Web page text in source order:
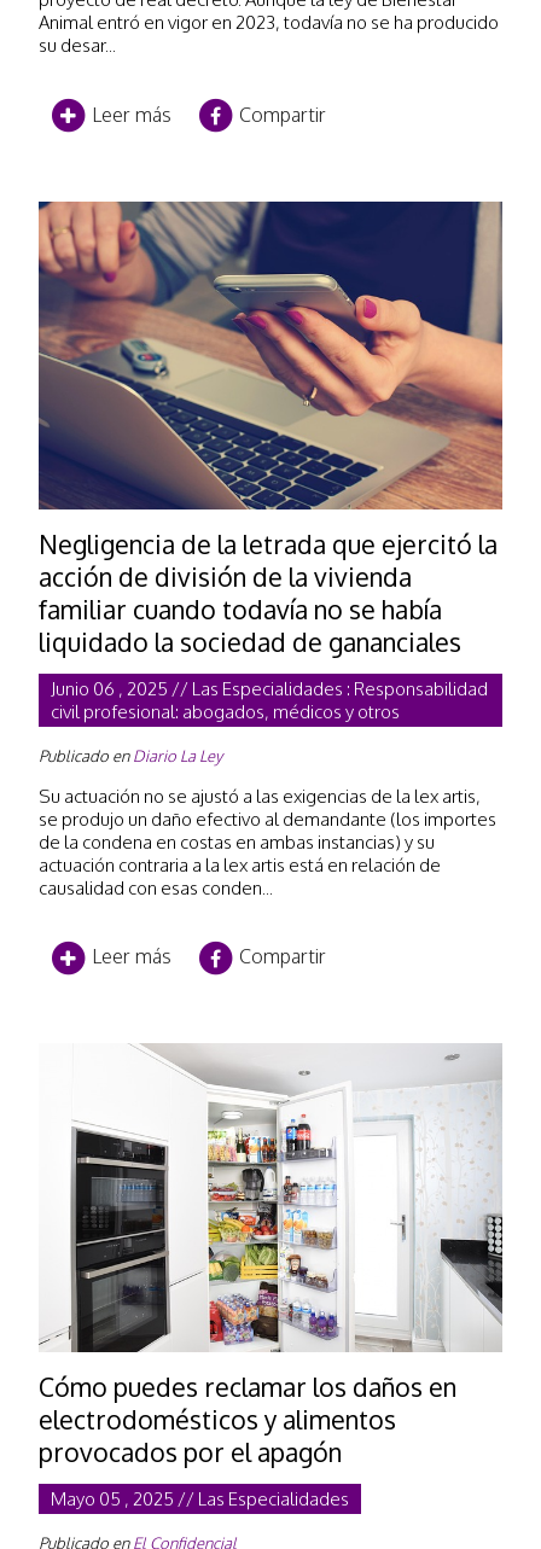
Animal entró en vigor en 2023, todavía no se ha producido
su desar...
Leer más Compartir
Negligencia de la letrada que ejercitó la
acción de división de la vivienda
familiar cuando todavía no se había
liquidado la sociedad de gananciales
Junio 06 , 2025 // Las Especialidades : Responsabilidad
civil profesional: abogados, médicos y otros
Publicado enDiario La Ley
Su actuación no se ajustó a las exigencias de la lex artis,
se produjo un daño efectivo al demandante (los importes
de la condena en costas en ambas instancias) y su
actuación contraria a la lex artis está en relación de
causalidad con esas conden...
Leer más Compartir
Cómo puedes reclamar los daños en
electrodomésticos y alimentos
provocados por el apagón
Mayo 05 , 2025 // Las Especialidades
Publicado enEl Confidencial